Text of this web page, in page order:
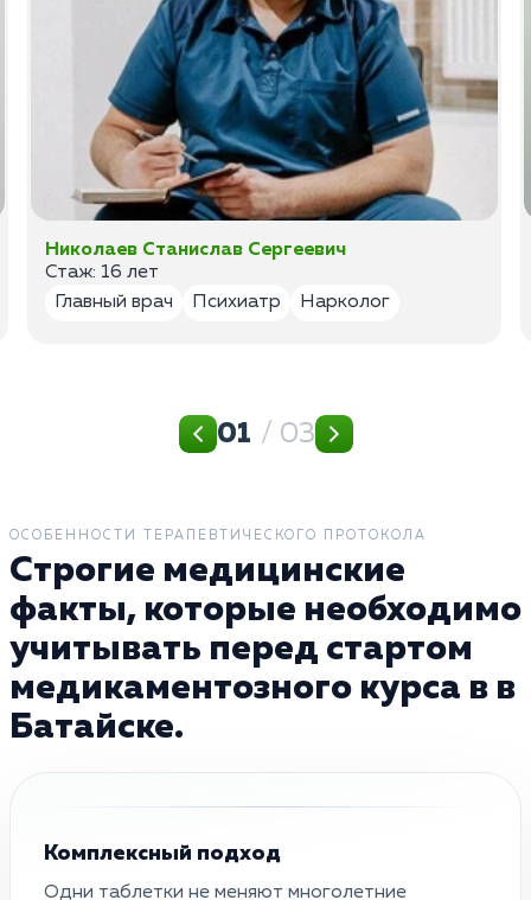
Николаев Станислав Сергеевич
Стаж: 16 лет
Главный врач
Психиатр Нарколог
01 / 03
ОСОБЕННОСТИ ТЕРАПЕВТИЧЕСКОГО ПРОТОКОЛА
Строгие медицинские
факты, которые необходимо
учитывать перед стартом
медикаментозного курса в в
Батайске.
Комплексный подход
Одни таблетки не меняют многолетние